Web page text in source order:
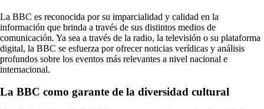
La BBC es reconocida por su imparcialidad y calidad en la
información que brinda a través de sus distintos medios de
comunicación. Ya sea a través de la radio, la televisión o su plataforma
digital, la BBC se esfuerza por ofrecer noticias verídicas y análisis
profundos sobre los eventos más relevantes a nivel nacional e
internacional.
La BBC como garante de la diversidad cultural